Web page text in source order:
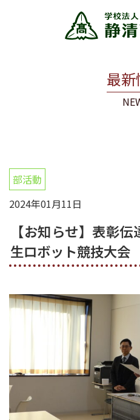
最
部活動
2024年01月11日
【お知らせ】表彰
生ロボット競技大会